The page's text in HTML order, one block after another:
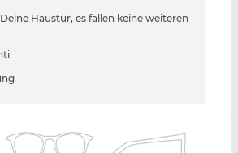
Haustür, es fallen keine weiteren